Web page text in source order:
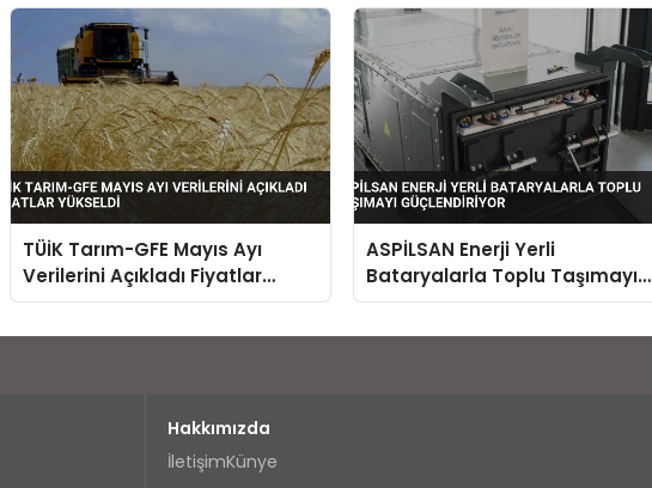
TÜİK Tarım-GFE Mayıs Ayı
Verilerini Açıkladı Fiyatlar
Yükseldi
ASPİLSAN Enerji Yerli
Bataryalarla Toplu Taşımayı
Güçlendiriyor
Hakkımızda
İletişimKünye